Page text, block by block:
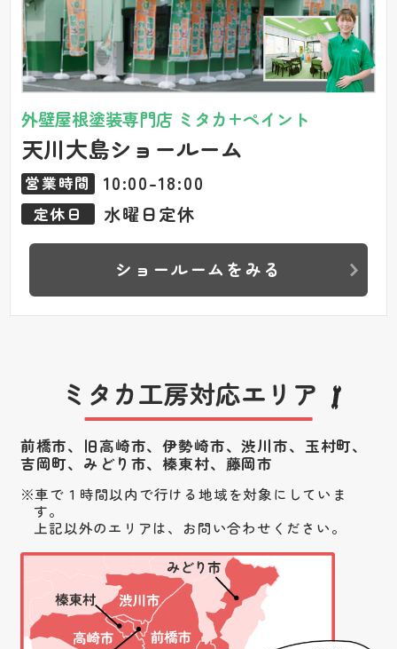
外壁屋根塗装専門店 ミタカ+ペイント
天川大島ショールーム
営業時間 10:00-18:00
定休日 水曜日定休
ショールームをみる
ミタカ工房対応エリア
前橋市、旧高崎市、伊勢崎市、渋川市、 玉村町、
吉岡町、みどり市、榛東村、藤岡市
車で１時間以内で行ける地域を対象にしていま
す。
上記以外のエリアは、お問い合わせください。